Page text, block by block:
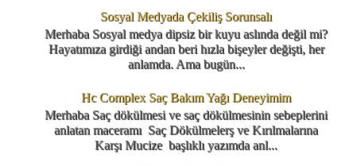
Sosyal Medyada Çekiliş Sorunsalı
Merhaba Sosyal medya dipsiz bir kuyu aslında değil mi?
Hayatımıza girdiği andan beri hızla bişeyler değişti, her
anlamda. Ama bugün...
Hc Complex Saç Bakım Yağı Deneyimim
Merhaba Saç dökülmesi ve saç dökülmesinin sebeplerini
anlatan maceramı Saç Dökülmelerş ve Kırılmalarına
Karşı Mucize başlıklı yazımda anl...